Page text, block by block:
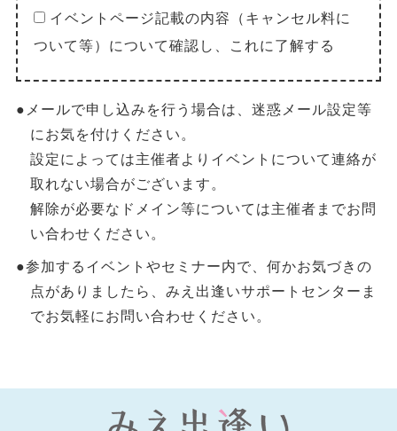
イベントページ記載の内容（キャンセル料に
ついて等）について確認し、これに了解する
●メールで申し込みを行う場合は、迷惑メール設定等
にお気を付けください。
設定によっては主催者よりイベントについて連絡が
取れない場合がございます。
解除が必要なドメイン等については主催者までお問
い合わせください。
●参加するイベントやセミナー内で、何かお気づきの
点がありましたら、みえ出逢いサポートセンターま
でお気軽にお問い合わせください。